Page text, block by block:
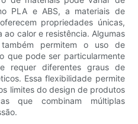
PLA e ABS, a materiais de
propriedades únicas,
calor e resistência. Algumas
também permitem o uso de
que pode ser particularmente
requer diferentes graus de
Essa flexibilidade permite
limites do design de produtos
que combinam múltiplas